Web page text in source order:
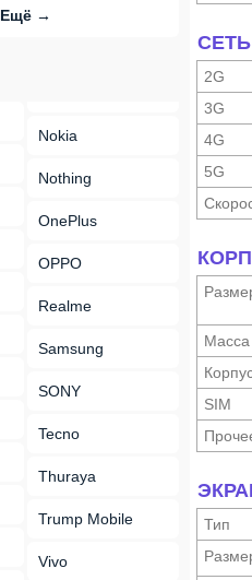
Ещё →
Nokia
Nothing
OnePlus
OPPO
Realme
Samsung
SONY
Tecno
Thuraya
Trump Mobile
Vivo
СЕТЬ
2G
3G
4G
5G
Масса
SIM
Тип